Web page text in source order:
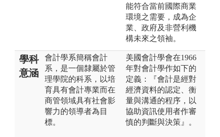
能符合當前國際商業
環境之需要，成為企
業、政府及非營利機
構未來之領袖。
學科
意涵
會計學系簡稱會計
系，是一個隸屬於管
理學院的科系，以培
育具有會計專業而在
商管領域具有社會影
響力的領導者為目
標。
美國會計學會在1966
年對會計學作如下的
定義：『會計是經對
經濟資料的認定、衡
量與溝通的程序，以
協助資訊使用者作審
慎的判斷與決策』。